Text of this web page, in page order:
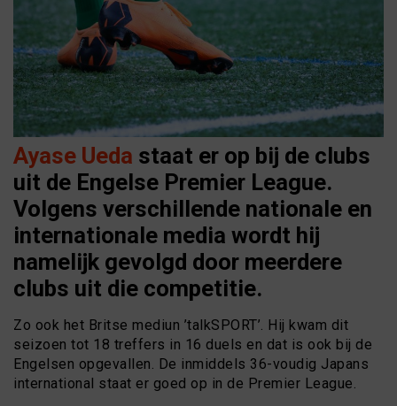
Ayase Ueda staat er op bij de clubs
uit de Engelse Premier League.
Volgens verschillende nationale en
internationale media wordt hij
namelijk gevolgd door meerdere
clubs uit die competitie.
Zo ook het Britse mediun ’talkSPORT’. Hij kwam dit
seizoen tot 18 treffers in 16 duels en dat is ook bij de
Engelsen opgevallen. De inmiddels 36-voudig Japans
international staat er goed op in de Premier League.